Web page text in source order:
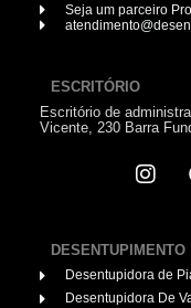
Seja um parceiro
ESCRITÓRIO
Escritório de
Vicente, 230 Barra
DESENTUPIMENTO
Desentupidora de
Desentupidora De